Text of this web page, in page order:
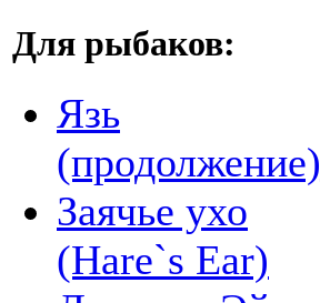
Для рыбаков:
Язь
(продолжение)
Заячье ухо
(Hare`s Ear)